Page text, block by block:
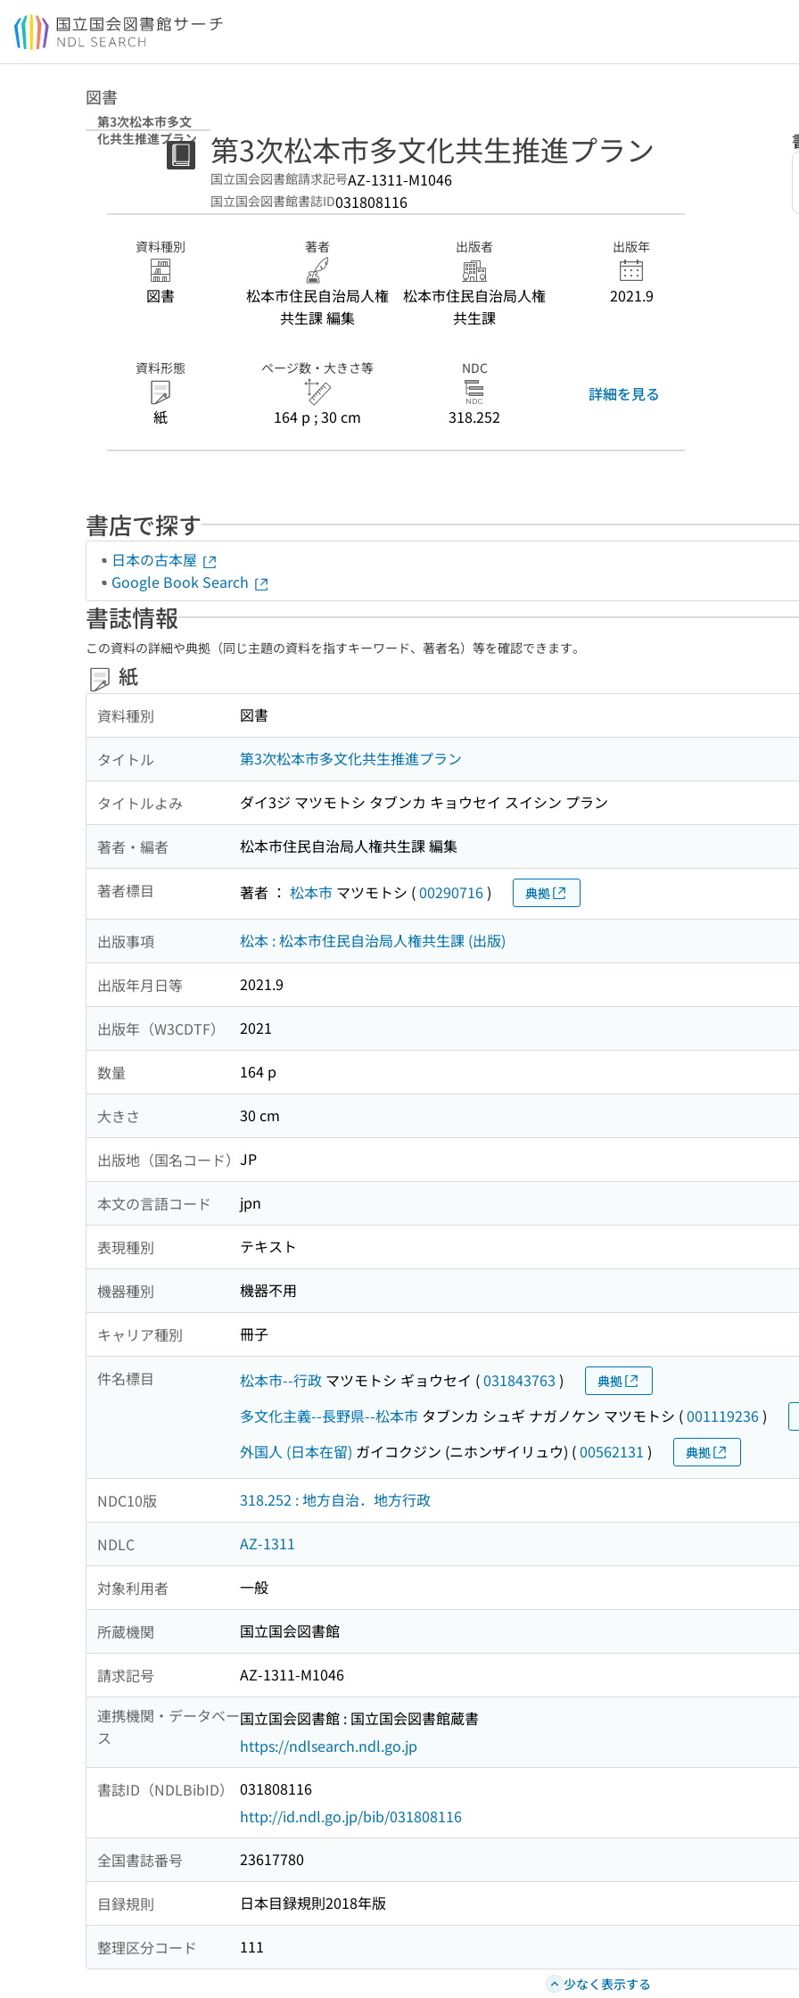
本文へ移動
図書
第3次松本市多文
化共生推進プラン
第3次松本市多文化共生推進プラン
国立国会図書館請求記号AZ-1311-M1046
国立国会図書館書誌ID031808116
資料種別
図書
著者
松本市住民自治局人権
共生課 編集
出版者
松本市住民自治局人権
共生課
出版年
2021.9
資料形態
紙
ページ数・大きさ等
164 p ; 30 cm
NDC
318.252
詳細を見る
書店で探す
日本の古本屋
Google Book Search
書誌情報
この資料の詳細や典拠（同じ主題の資料を指すキーワード、著者名）等を確認できます。
紙
資料種別 図書
タイトル 第3次松本市多文化共生推進プラン
タイトルよみ ダイ3ジ マツモトシ タブンカ キョウセイ スイシン プラン
著者・編者 松本市住民自治局人権共生課 編集
著者標目 著者 ： 松本市 マツモトシ (00290716) 典拠
出版事項 松本 : 松本市住民自治局人権共生課 (出版)
出版年月日等 2021.9
出版年（W3CDTF） 2021
数量 164 p
大きさ 30 cm
出版地（国名コード） JP
本文の言語コード jpn
表現種別 テキスト
機器種別 機器不用
キャリア種別 冊子
件名標目 松本市--行政 マツモトシ ギョウセイ (031843763 ) 典拠
多文化主義--長野県--松本市 タブンカ シュギ ナガノケン マツモトシ (001119236)
外国人 (日本在留) ガイコクジン (ニホンザイリュウ) (00562131 ) 典拠
NDC10版 318.252 : 地方自治．地方行政
NDLC AZ-1311
対象利用者 一般
所蔵機関 国立国会図書館
請求記号
AZ-1311-M1046
連携機関・データベー
ス
国立国会図書館 : 国立国会図書館蔵書
https://ndlsearch.ndl.go.jp
書誌ID（NDLBibID）
031808116
http://id.ndl.go.jp/bib/031808116
全国書誌番号 23617780
目録規則 日本目録規則2018年版
整理区分コード 111
少なく表示する